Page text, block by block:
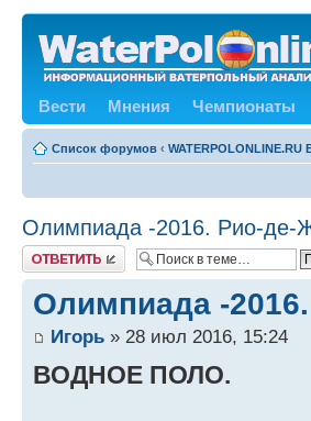
Вести Мнения Чемпионаты
Список форумов ‹
Олимпиада -2016. Рио-де-
Ответить
Олимпиада -
Игорь » 28 июл 2016, 15:24
ВОДНОЕ ПОЛО.